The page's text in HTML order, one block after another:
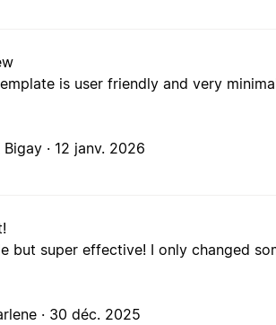
is user friendly and very
Bigay · 12 janv. 2026
but super effective! I only changed
· 30 déc. 2025